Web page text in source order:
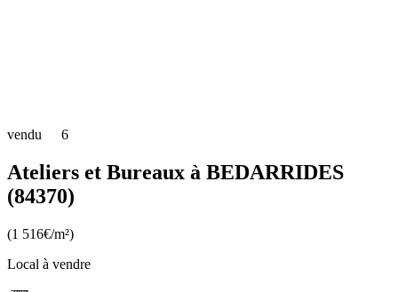
vendu 6
Ateliers et Bureaux à BEDARRIDES
(84370)
(1 516€/m²)
Local à vendre